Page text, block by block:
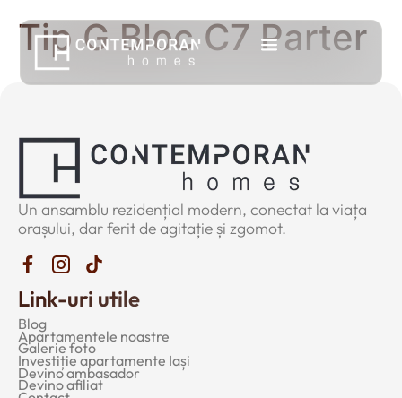
Tip G Bloc C7 Parter
Un ansamblu rezidențial modern, conectat la viața
orașului, dar ferit de agitație și zgomot.
Link-uri utile
Blog
Apartamentele noastre
Galerie foto
Investiție apartamente Iași
Devino ambasador
Devino afiliat